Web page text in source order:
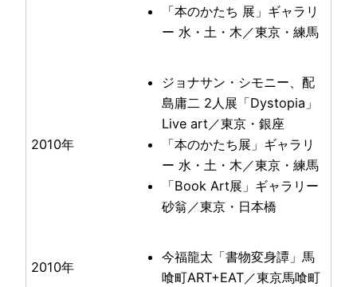
「本のかたち 展」ギャラリ
ー 水・土・木／東京・練馬
2010年
ジョナサン・シモニー、配
島庸二 2人展「Dystopia」
Live art／東京・銀座
「本のかたち展」ギャラリ
ー 水・土・木／東京・練馬
「Book Art展」ギャラリー
砂翁／東京・日本橋
2010年
今福龍太「書物変身譚」馬
喰町ART+EAT／東京馬喰町